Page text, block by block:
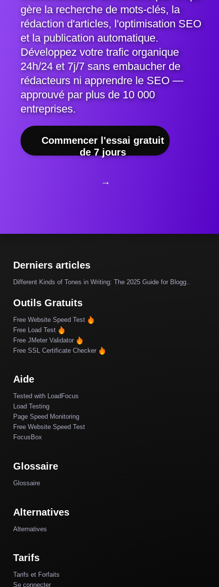
gère la recherche de mots-clés, la
rédaction d'articles, l'optimisation SEO
et la publication automatique.
Développez votre trafic organique
24h/24 et 7j/7 sans embaucher de
rédacteurs ni apprendre le SEO —
approuvé par plus de 10 000
entreprises.
Commencer l'essai gratuit
de 7 jours
→
Derniers articles
Different Kinds of Tones in Writing: The 2025 Guide for Blogg..
Outils Gratuits
Free Website Speed Test
Free Load Test
Free JMeter Validator
Free SSL Certificate Checker
Aide
Tested with LoadFocus
Load Testing
Page Speed Monitoring
Free Website Speed Test
FocusBox
Glossaire
Glossaire
Alternatives
Alternatives
Tarifs
Tarifs et Forfaits
Se connecter